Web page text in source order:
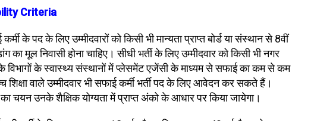
Criteria
के पद के लिए उम्मीदवारों को किसी भी मान्यता प्राप्त बोर्ड या संस्थान से 8वीं
मूल निवासी होना चाहिए। सीधी भर्ती के लिए उम्मीदवार को किसी भी नगर
के विभागों के स्वास्थ्य संस्थानों में प्लेसमेंट एजेंसी के माध्यम से सफाई का कम से कम
शिक्षा वाले उम्मीदवार भी सफाई कर्मी भर्ती पद के लिए आवेदन कर सकते हैं।
का चयन उनके शैक्षिक योग्यता में प्राप्त अंको के आधार पर किया जायेगा।